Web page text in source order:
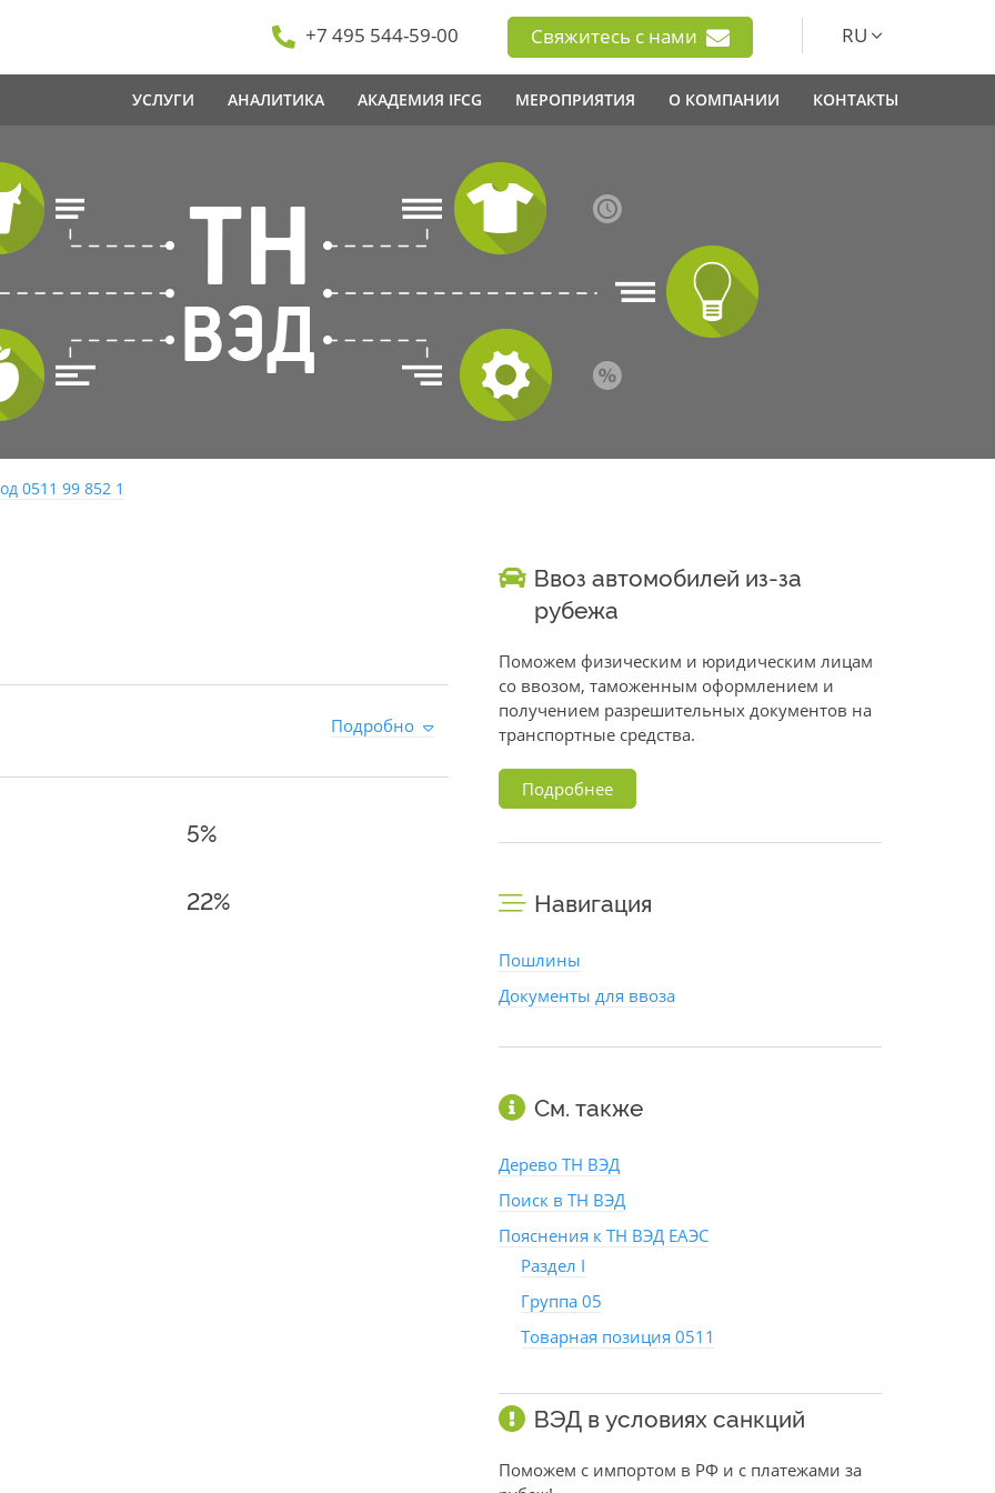
+7 495 544-59-00 Свяжитесь с нами RU
УСЛУГИ АНАЛИТИКА АКАДЕМИЯ IFCG МЕРОПРИЯТИЯ О КОМПАНИИ КОНТАКТЫ
0511 99 852 1
Подробно
5%
22%
Ввоз автомобилей из-за
рубежа
Поможем физическим и юридическим лицам
со ввозом, таможенным оформлением и
получением разрешительных документов на
транспортные средства.
Подробнее
Навигация
Пошлины
Документы для ввоза
См. также
Дерево ТН ВЭД
Поиск в ТН ВЭД
Пояснения к ТН ВЭД ЕАЭС
Раздел I
Группа 05
Товарная позиция 0511
ВЭД в условиях санкций
Поможем с импортом в РФ и с платежами за